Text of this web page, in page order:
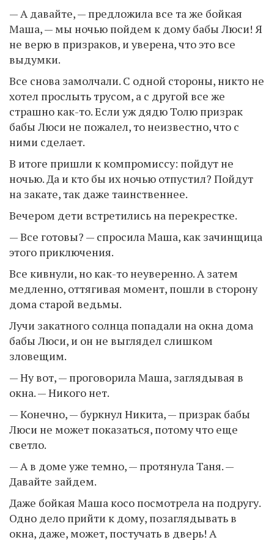
— А давайте, — предложила все та же бойкая
Маша, — мы ночью пойдем к дому бабы Люси! Я
не верю в призраков, и уверена, что это все
выдумки.
Все снова замолчали. С одной стороны, никто не
хотел прослыть трусом, а с другой все же
страшно как-то. Если уж дядю Толю призрак
бабы Люси не пожалел, то неизвестно, что с
ними сделает.
В итоге пришли к компромиссу: пойдут не
ночью. Да и кто бы их ночью отпустил? Пойдут
на закате, так даже таинственнее.
Вечером дети встретились на перекрестке.
— Все готовы? — спросила Маша, как зачинщица
этого приключения.
Все кивнули, но как-то неуверенно. А затем
медленно, оттягивая момент, пошли в сторону
дома старой ведьмы.
Лучи закатного солнца попадали на окна дома
бабы Люси, и он не выглядел слишком
зловещим.
— Ну вот, — проговорила Маша, заглядывая в
окна. — Никого нет.
— Конечно, — буркнул Никита, — призрак бабы
Люси не может показаться, потому что еще
светло.
— А в доме уже темно, — протянула Таня. —
Давайте зайдем.
Даже бойкая Маша косо посмотрела на подругу.
Одно дело прийти к дому, позаглядывать в
окна, даже, может, постучать в дверь! А